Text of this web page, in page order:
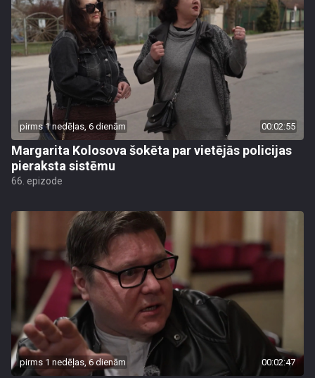
pirms 1 nedēļas, 6 dienām 00:02:55
Margarita Kolosova šokēta par vietējās policijas
pieraksta sistēmu
66. epizode
pirms 1 nedēļas, 6 dienām 00:02:47